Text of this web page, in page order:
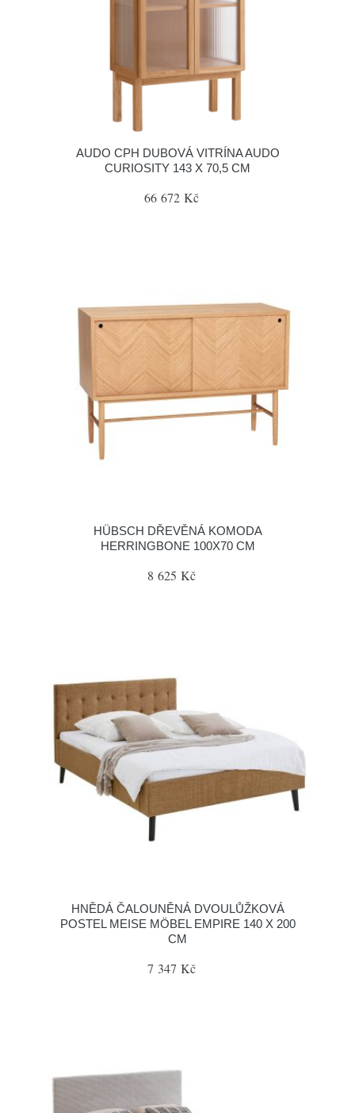
AUDO CPH DUBOVÁ VITRÍNA AUDO
CURIOSITY 143 X 70,5 CM
66 672 Kč
HÜBSCH DŘEVĚNÁ KOMODA
HERRINGBONE 100X70 CM
8 625 Kč
HNĚDÁ ČALOUNĚNÁ DVOULŮŽKOVÁ
POSTEL MEISE MÖBEL EMPIRE 140 X 200
CM
7 347 Kč